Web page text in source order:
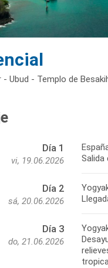
- Ubud - Templo de
Día 1
vi, 19.06.2026
Salida
Día 2
sá, 20.06.2026
Día 3
do, 21.06.2026